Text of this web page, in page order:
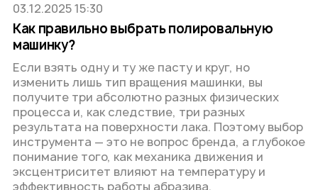
03.12.2025 15:30
Как правильно выбрать полировальную
машинку?
Если взять одну и ту же пасту и круг, но
изменить лишь тип вращения машинки, вы
получите три абсолютно разных физических
процесса и, как следствие, три разных
результата на поверхности лака. Поэтому выбор
инструмента — это не вопрос бренда, а глубокое
понимание того, как механика движения и
эксцентриситет влияют на температуру и
эффективность работы абразива.